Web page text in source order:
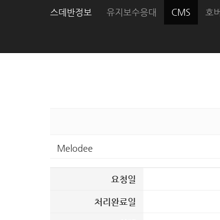
스데반정보 유지보수응대 CMS 호
Melodee
요청일
처리완료일